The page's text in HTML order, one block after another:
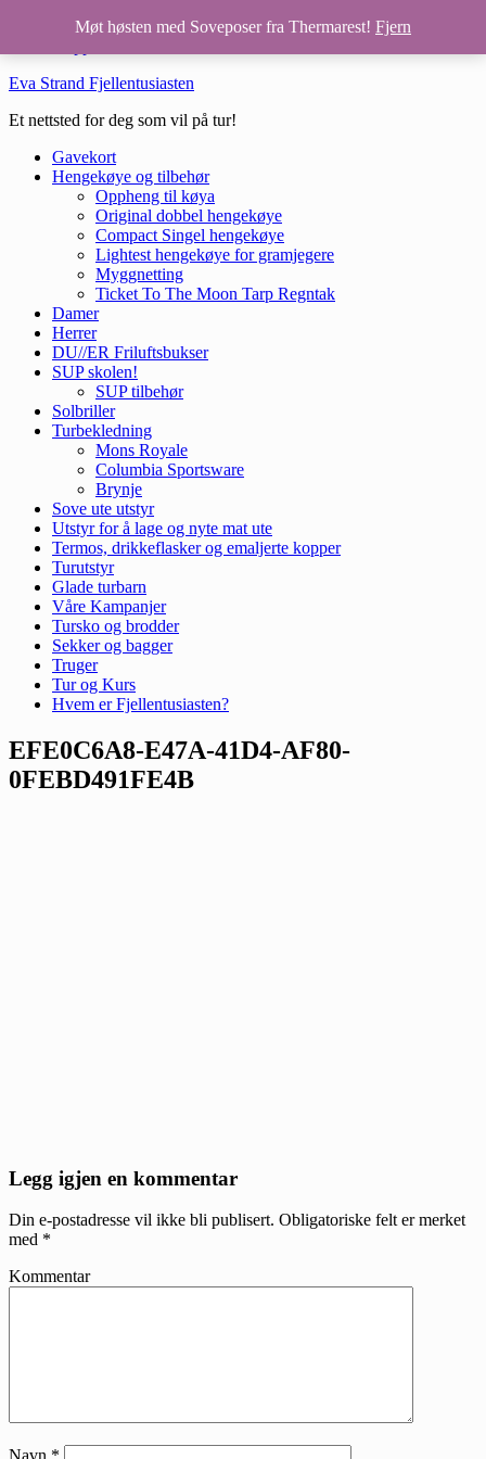
Hopp til hovedinnhold
Eva Strand Fjellentusiasten
Et nettsted for deg som vil på tur!
Gavekort
Hengekøye og tilbehør
Oppheng til køya
Original dobbel hengekøye
Compact Singel hengekøye
Lightest hengekøye for gramjegere
Myggnetting
Ticket To The Moon Tarp Regntak
Damer
Herrer
DU//ER Friluftsbukser
SUP skolen!
SUP tilbehør
Solbriller
Turbekledning
Mons Royale
Columbia Sportsware
Brynje
Sove ute utstyr
Utstyr for å lage og nyte mat ute
Termos, drikkeflasker og emaljerte kopper
Turutstyr
Glade turbarn
Våre Kampanjer
Tursko og brodder
Sekker og bagger
Truger
Tur og Kurs
Hvem er Fjellentusiasten?
EFE0C6A8-E47A-41D4-AF80-
0FEBD491FE4B
Reader
Legg igjen en kommentar
Din e-postadresse vil ikke bli publisert. Obligatoriske felt er merket
med *
Kommentar
Møt høsten med Soveposer fra Thermarest! Fjern